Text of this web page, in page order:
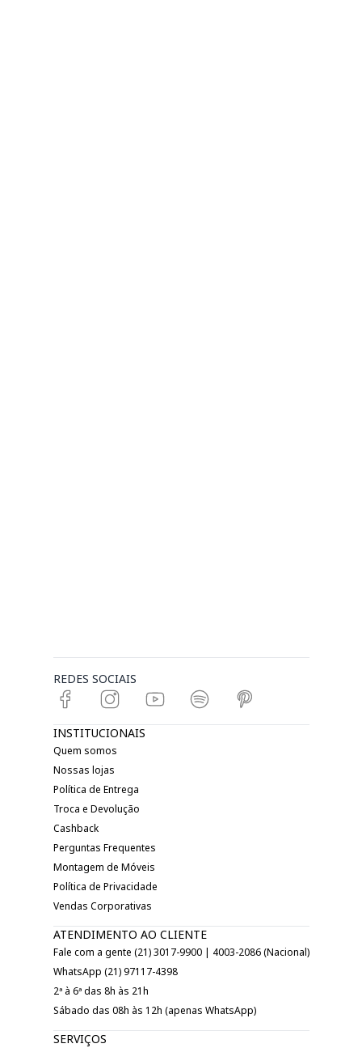
REDES SOCIAIS
INSTITUCIONAIS
Quem somos
Nossas lojas
Política de Entrega
Troca e Devolução
Cashback
Perguntas Frequentes
Montagem de Móveis
Política de Privacidade
Vendas Corporativas
ATENDIMENTO AO CLIENTE
Fale com a gente (21) 3017-9900 | 4003-2086 (Nacional)
WhatsApp (21) 97117-4398
2ª à 6ª das 8h às 21h
Sábado das 08h às 12h (apenas WhatsApp)
SERVIÇOS